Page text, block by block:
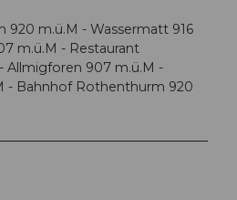
920 m.ü.M - Wassermatt 916
m.ü.M - Restaurant
Allmigforen 907 m.ü.M -
- Bahnhof Rothenthurm 920